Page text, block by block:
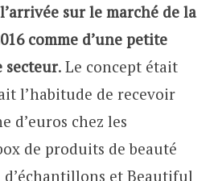
sur le marché de la
comme d’une petite
secteur. Le concept était
l’habitude de recevoir
d’euros chez les
de produits de beauté
et Beautiful